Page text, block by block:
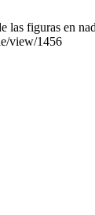
figuras en
view/1456